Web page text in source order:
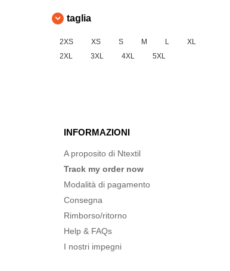
taglia
2XS XS S M L
XL
2XL
3XL 4XL 5XL
INFORMAZIONI
A proposito di Ntextil
Track my order now
Modalità di pagamento
Consegna
Rimborso/ritorno
Help & FAQs
I nostri impegni